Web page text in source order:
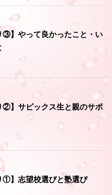
③】やって良かったこと・い
②】サピックス生と親のサポ
①】志望校選びと塾選び